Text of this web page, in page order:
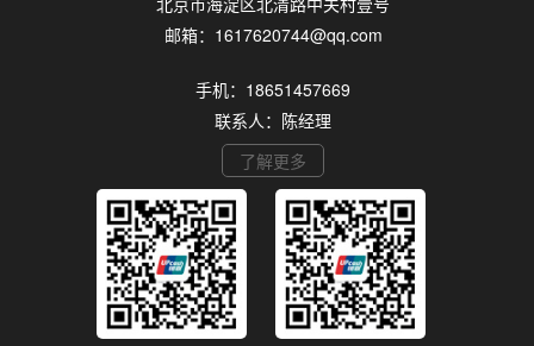
邮箱：1617620744@qq.com
手机：18651457669
联系人：陈经理
了解更多